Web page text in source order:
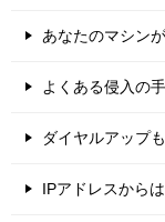
あなたのマシン
よくある侵入の
ダイヤルアップ
IPアドレスから